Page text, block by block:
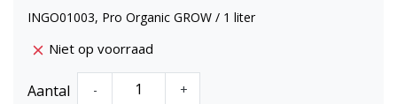
INGO01003, Pro Organic GROW / 1 liter
Niet op voorraad
Aantal - +